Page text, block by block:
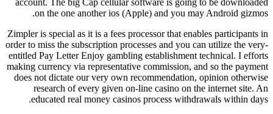
account. The big Cap cellular software is going to be downloaded
on the one another ios (Apple) and you may Android gizmos.
Zimpler is special as it is a fees processor that enables participants in
order to miss the subscription processes and you can utilize the very-
entitled Pay Letter Enjoy gambling establishment technical. I efforts
making currency via representative commission, and so the payment
does not dictate our very own recommendation, opinion otherwise
research of every given on-line casino on the internet site. An
educated real money casinos process withdrawals within days.